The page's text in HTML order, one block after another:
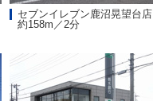
セブンイレブン鹿沼晃望台店
約158m／2分